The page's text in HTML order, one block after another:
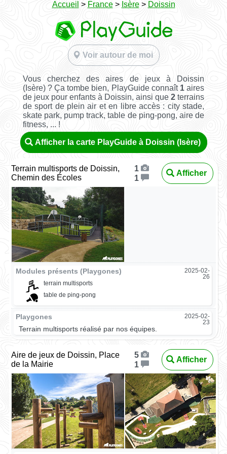
Accueil > France> Isère> Doissin
Voir autour de moi
Vous cherchez des aires de jeux à Doissin
(Isère) ? Ça tombe bien, PlayGuide connaît 1 aires
de jeux pour enfants à Doissin, ainsi que2 terrains
de sport de plein air et en libre accès : city stade,
skate park, pump track, table de ping-pong, aire de
fitness, ... !
Afficher la carte PlayGuide à Doissin (Isère)
Terrain multisports de Doissin,
Chemin des Écoles
1
1
Afficher
Modules présents (Playgones)
2025-02-
26
terrain multisports
table de ping-pong
Playgones
2025-02-
23
Terrain multisports réalisé par nos équipes.
Aire de jeux de Doissin, Place
de la Mairie
5
1
Afficher